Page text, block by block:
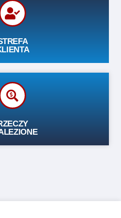
SPRAWA
RZECZY